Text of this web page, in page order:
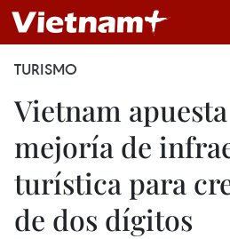
TURISMO
Vietnam
mejoría de
turística para
de dos dígitos